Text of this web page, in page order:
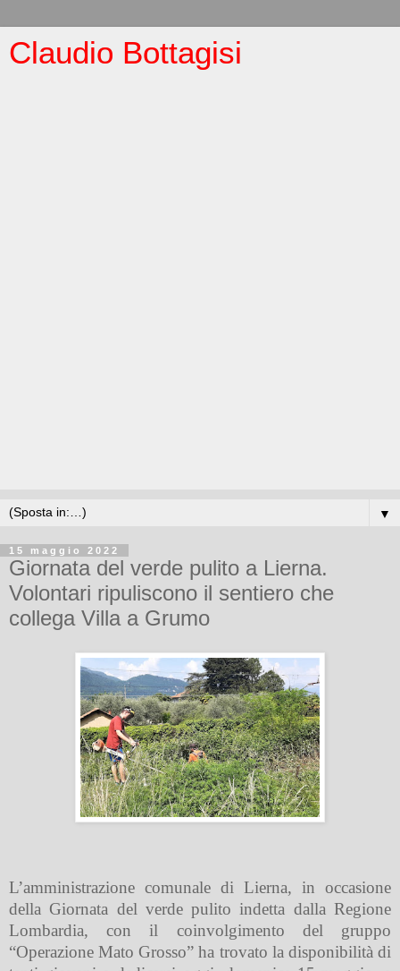
Claudio Bottagisi
▼
15 maggio 2022
Giornata del verde pulito a Lierna.
Volontari ripuliscono il sentiero che
collega Villa a Grumo
L’amministrazione comunale di Lierna, in occasione
della Giornata del verde pulito indetta dalla Regione
Lombardia, con il coinvolgimento del gruppo
“Operazione Mato Grosso” ha trovato la disponibilità di